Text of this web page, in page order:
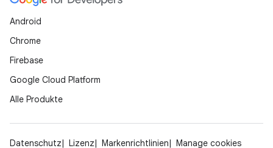
Android
Chrome
Firebase
Google Cloud Platform
Alle Produkte
Datenschutz Lizenz Markenrichtlinien Manage cookies